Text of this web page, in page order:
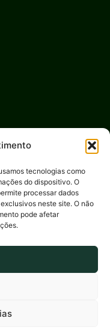
tecnologias como
do dispositivo. O
processar dados
neste site. O não
pode afetar
Direitos Reservados